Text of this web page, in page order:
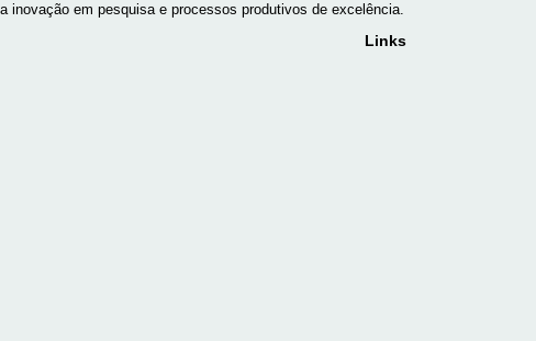
inovação em pesquisa e processos produtivos de excelência.
Links